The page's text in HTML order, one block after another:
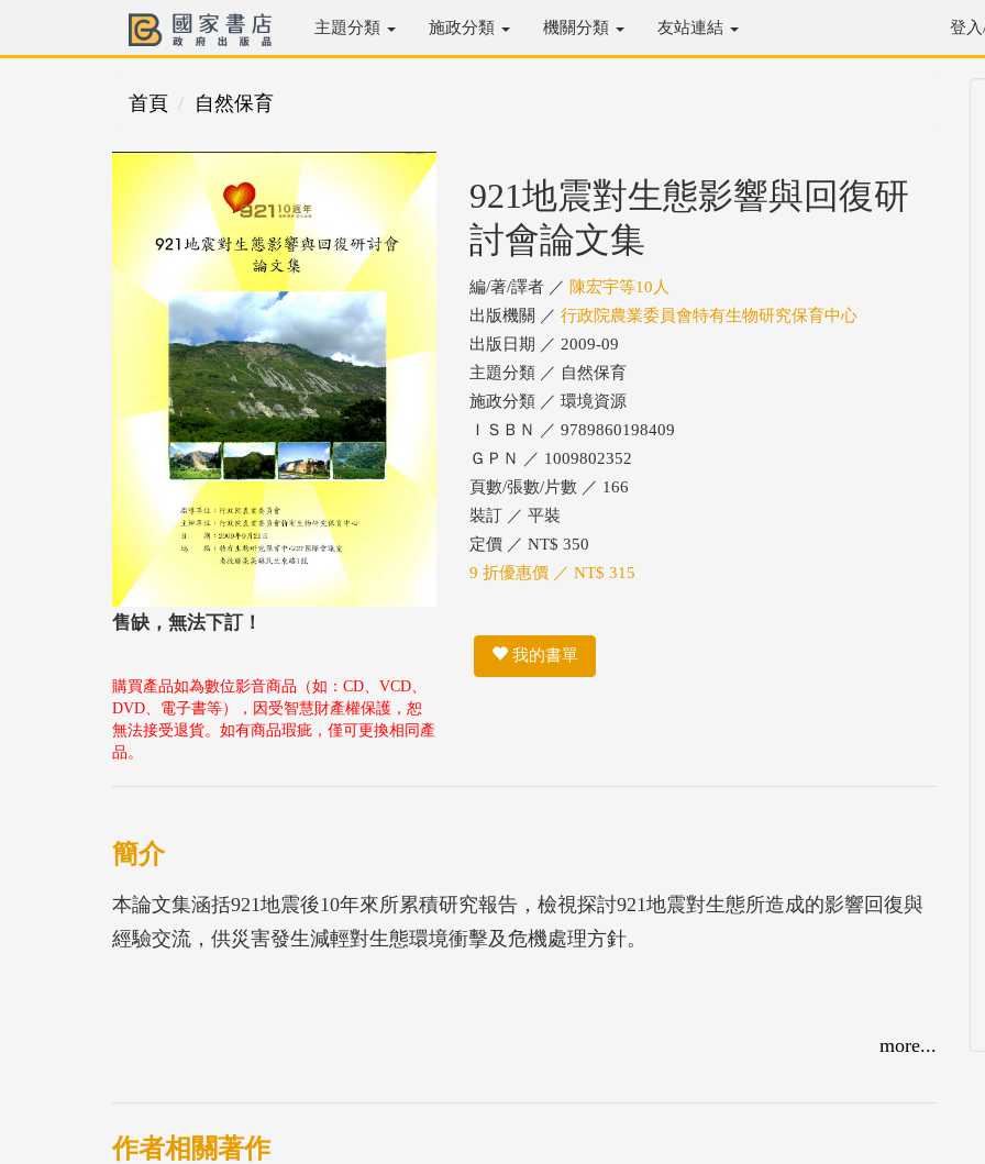
主題分類 施政分類 機關分類 友站連結 登
首頁 自然保育
售缺，無法下訂！
購買產品如為數位影音商品（如：CD、VCD、
DVD、電子書等），因受智慧財產權保護，恕
無法接受退貨。如有商品瑕疵，僅可更換相同產
品。
921地震對生態影響與回復研
討會論文集
編/著/譯者 ／ 陳宏宇等10人
出版機關 ／ 行政院農業委員會特有生物研究保育中心
出版日期 ／ 2009-09
主題分類 ／ 自然保育
施政分類 ／ 環境資源
ＩＳＢＮ ／ 9789860198409
ＧＰＮ ／ 1009802352
頁數/張數/片數 ／ 166
裝訂 ／ 平裝
定價 ／ NT$ 350
9 折優惠價 ／ NT$ 315
我的書單
簡介
本論文集涵括921地震後10年來所累積研究報告，檢視探討921地震對生態所造成的影響回復與
經驗交流，供災害發生減輕對生態環境衝擊及危機處理方針。
more...
作者相關著作